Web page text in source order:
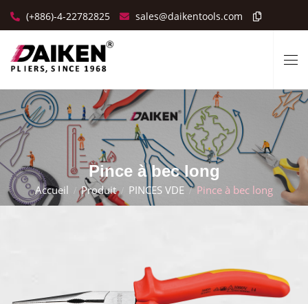
(+886)-4-22782825 sales@daikentools.com
Pince à bec long
Accueil Produit PINCES VDE Pince à bec long